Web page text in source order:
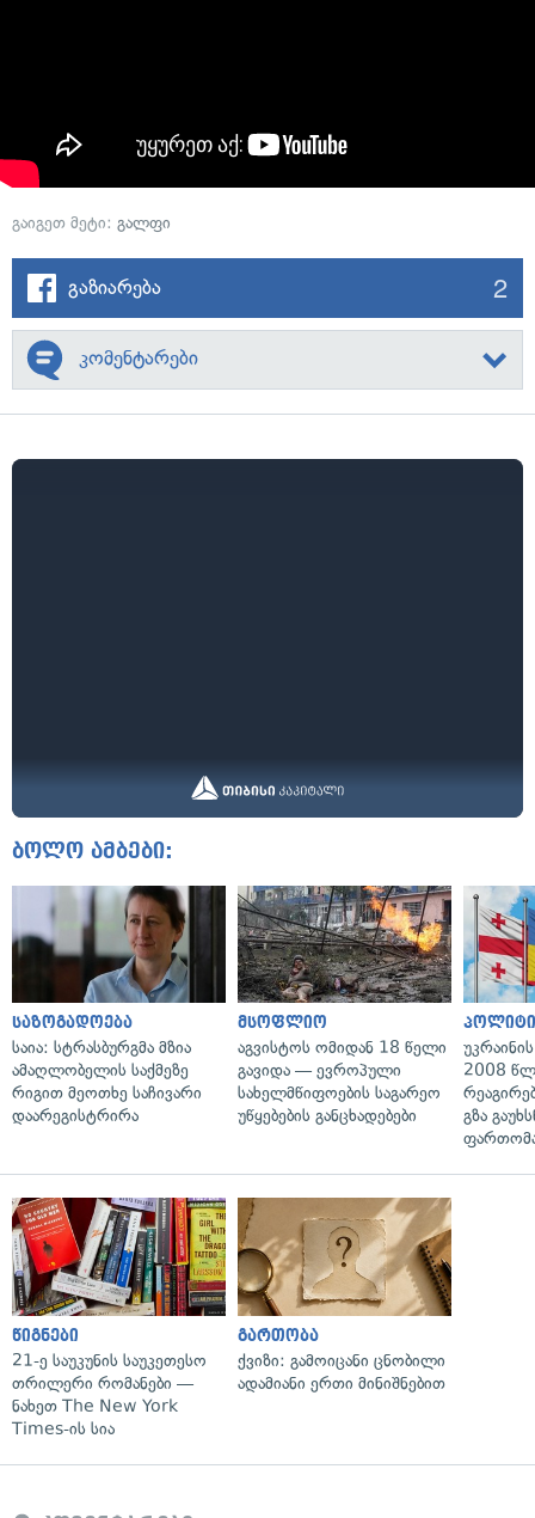
გაიგეთ მეტი: გალფი
გაზიარება 2
კომენტარები
ბოლო ამბები:
საზოგადოება
საია: სტრასბურგმა მზია
ამაღლობელის საქმეზე
რიგით მეოთხე საჩივარი
დაარეგისტრირა
მსოფლიო
აგვისტოს ომიდან 18 წელი
გავიდა — ევროპული
სახელმწიფოების საგარეო
უწყებების განცხადებები
2008
გზა
წიგნები
21-ე საუკუნის საუკეთესო
თრილერი რომანები —
ნახეთ The New York
Times-ის სია
გართობა
ქვიზი: გამოიცანი ცნობილი
ადამიანი ერთი მინიშნებით